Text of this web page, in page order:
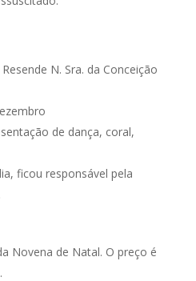
N. Sra. da Conceição
de dança, coral,
ficou responsável pela
Novena de Natal. O preço é